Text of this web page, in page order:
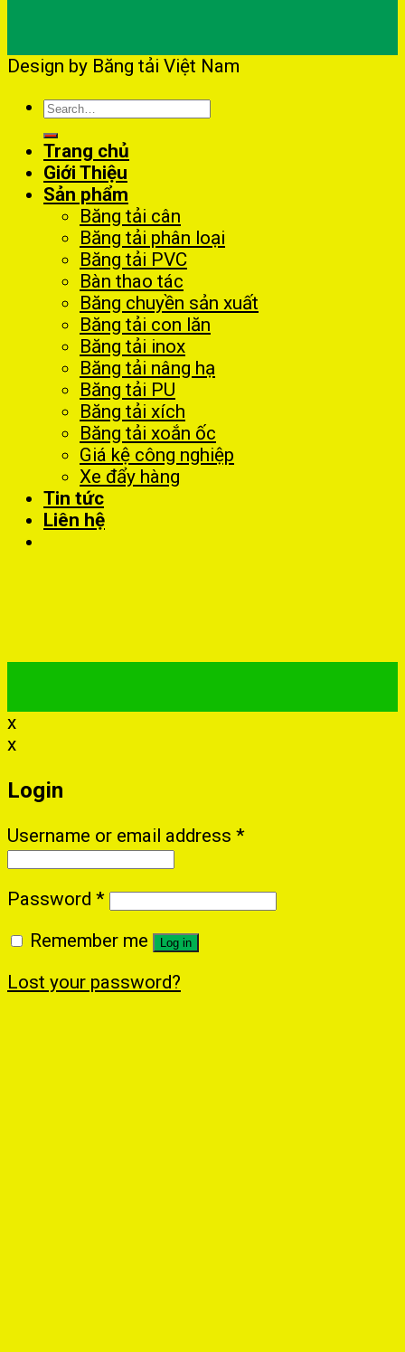
Design by Băng tải Việt Nam
Search
for:
Trang chủ
Giới Thiệu
Sản phẩm
Băng tải cân
Băng tải phân loại
Băng tải PVC
Bàn thao tác
Băng chuyền sản xuất
Băng tải con lăn
Băng tải inox
Băng tải nâng hạ
Băng tải PU
Băng tải xích
Băng tải xoắn ốc
Giá kệ công nghiệp
Xe đẩy hàng
Tin tức
Liên hệ
x
x
Login
Username or email address *
Password *
Remember me
Log in
Lost your password?